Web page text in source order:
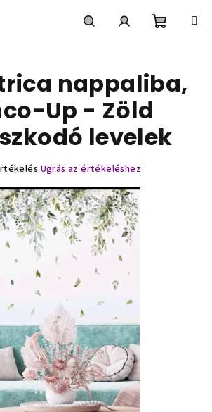
nappaliba,
Up - Zöld
levelek
Ugrás az értékeléshez